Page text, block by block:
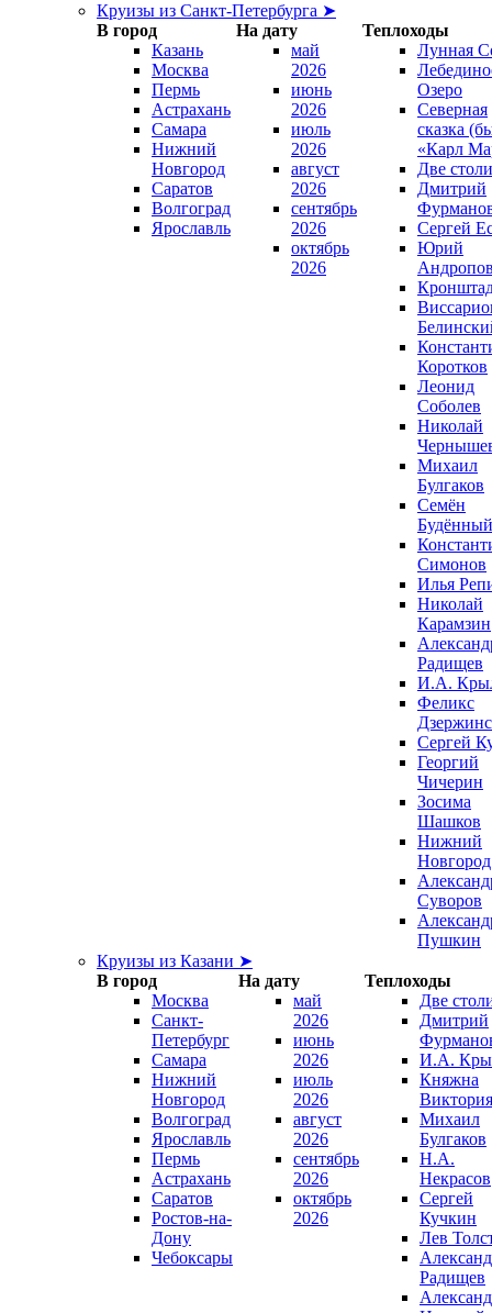
Круизы из Санкт-Петербурга ➤
В город
На дату
Теплоходы
Казань
Москва
Пермь
Астрахань
Самара
Нижний
Новгород
Саратов
Волгоград
Ярославль
май
2026
июнь
2026
июль
2026
август
2026
сентябрь
2026
октябрь
2026
Лунная
Озеро
Северная
сказка
«Карл
Две
Дмитрий
Сергей
Юрий
Коротков
Леонид
Соболев
Николай
Михаил
Булгаков
Семён
Будённый
Симонов
Илья
Николай
Карамзин
Радищев
И.А.
Феликс
Сергей
Георгий
Чичерин
Зосима
Шашков
Нижний
Новгород
Суворов
Пушкин
Круизы из Казани ➤
В город
На дату
Теплоходы
Москва
Санкт-
Петербург
Самара
Нижний
Новгород
Волгоград
Ярославль
Пермь
Астрахань
Саратов
Ростов-на-
Дону
Чебоксары
май
2026
июнь
2026
июль
2026
август
2026
сентябрь
2026
октябрь
2026
Две
Дмитрий
И.А.
Княжна
Виктория
Михаил
Булгаков
Н.А.
Некрасов
Сергей
Кучкин
Лев
Радищев